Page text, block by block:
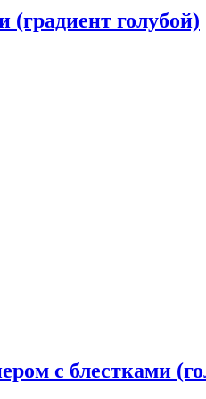
(градиент голубой)
с блестками